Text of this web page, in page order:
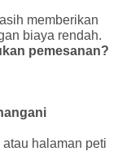
memberikan
biaya rendah.
pemesanan?
halaman peti